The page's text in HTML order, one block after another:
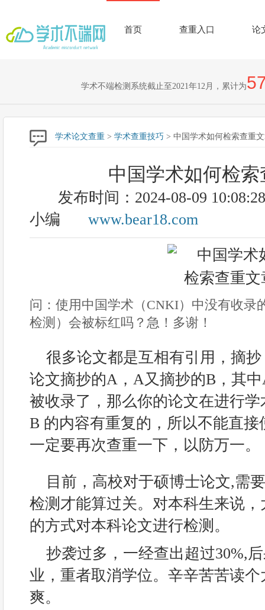
首页 查重入口 论
学术不端检测系统截止至2021年12月，累计为
学术论文查重 > 学术查重技巧 > 中国学术如何检索查重
中国学术如何检
发布时间：2024-08-09 10:08:28
小编
www.bear18.com
问：使用中国学术（CNKI）中没有收录
检测）会被标红吗？急！多谢！
很多论文都是互相有引用，摘
论文摘抄的A，A又摘抄的B，其
被收录了，那么你的论文在进行
B 的内容有重复的，所以不能直
一定要再次查重一下，以防万一。
目前，高校对于硕博士论文,需
检测才能算过关。对本科生来说
的方式对本科论文进行检测。
抄袭过多，一经查出超过30%,
业，重者取消学位。辛辛苦苦读
爽。